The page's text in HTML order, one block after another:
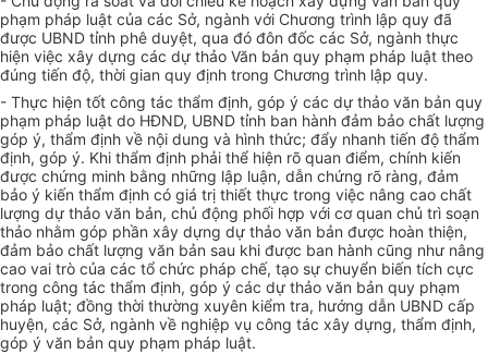
phạm pháp luật của các Sở, ngành với Chương trình lập quy đã
được UBND tỉnh phê duyệt, qua đó đôn đốc các Sở, ngành thực
hiện việc xây dựng các dự thảo Văn bản quy phạm pháp luật theo
đúng tiến độ, thời gian quy định trong Chương trình lập quy.
- Thực hiện tốt công tác thẩm định, góp ý các dự thảo văn bản quy
phạm pháp luật do HĐND, UBND tỉnh ban hành đảm bảo chất lượng
góp ý, thẩm định về nội dung và hình thức; đẩy nhanh tiến độ thẩm
định, góp ý. Khi thẩm định phải thể hiện rõ quan điểm, chính kiến
được chứng minh bằng những lập luận, dẫn chứng rõ ràng, đảm
bảo ý kiến thẩm định có giá trị thiết thực trong việc nâng cao chất
lượng dự thảo văn bản, chủ động phối hợp với cơ quan chủ trì soạn
thảo nhằm góp phần xây dựng dự thảo văn bản được hoàn thiện,
đảm bảo chất lượng văn bản sau khi được ban hành cũng như nâng
cao vai trò của các tổ chức pháp chế, tạo sự chuyển biến tích cực
trong công tác thẩm định, góp ý các dự thảo văn bản quy phạm
pháp luật; đồng thời thường xuyên kiểm tra, hướng dẫn UBND cấp
huyện, các Sở, ngành về nghiệp vụ công tác xây dựng, thẩm định,
góp ý văn bản quy phạm pháp luật.